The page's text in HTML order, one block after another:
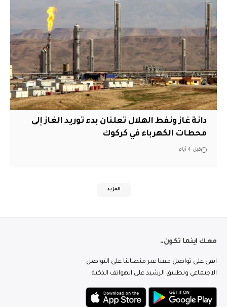
دانة غاز ونفط الهلال تعلنان بدء توريد الغاز إلى
محطات الكهرباء في كركوك
قبل 4 أيام
المزيد
معك اينما تكون..
ابقى على تواصل معنا عبر منصاتنا على التواصل
الاجتماعي وتطبيق الرشيد على الهواتف الذكية.